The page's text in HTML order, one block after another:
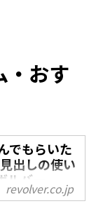
・おす
でもらいた
出しの使い
バー
revolver.co.jp